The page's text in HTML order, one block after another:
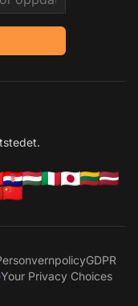
GDPR
Your Privacy Choices